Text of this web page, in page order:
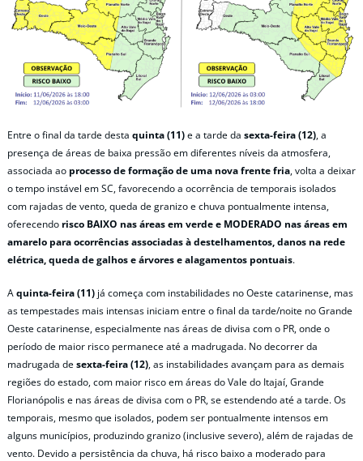
Entre o final da tarde desta quinta (11)e a tarde da sexta-feira (12), a
presença de áreas de baixa pressão em diferentes níveis da atmosfera,
associada ao processo de formação de uma nova frente fria, volta a deixar
o tempo instável em SC, favorecendo a ocorrência de temporais isolados
com rajadas de vento, queda de granizo e chuva pontualmente intensa,
oferecendo risco BAIXO nas áreas em verde e MODERADO nas áreas em
amarelo para ocorrências associadas à destelhamentos, danos na rede
elétrica, queda de galhos e árvores e alagamentos pontuais.
Aquinta-feira (11) já começa com instabilidades no Oeste catarinense, mas
as tempestades mais intensas iniciam entre o final da tarde/noite no Grande
Oeste catarinense, especialmente nas áreas de divisa com o PR, onde o
período de maior risco permanece até a madrugada. No decorrer da
madrugada desexta-feira (12), as instabilidades avançam para as demais
regiões do estado, com maior risco em áreas do Vale do Itajaí, Grande
Florianópolis e nas áreas de divisa com o PR, se estendendo até a tarde. Os
temporais, mesmo que isolados, podem ser pontualmente intensos em
alguns municípios, produzindo granizo (inclusive severo), além de rajadas de
vento. Devido a persistência da chuva, há risco baixo a moderado para